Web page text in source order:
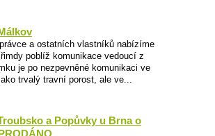
a ostatních vlastníků nabízíme
poblíž komunikace vedoucí z
je po nezpevněné komunikaci ve
trvalý travní porost, ale ve...
a Popůvky u Brna o